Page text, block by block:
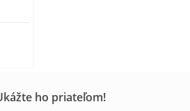
ho priateľom!